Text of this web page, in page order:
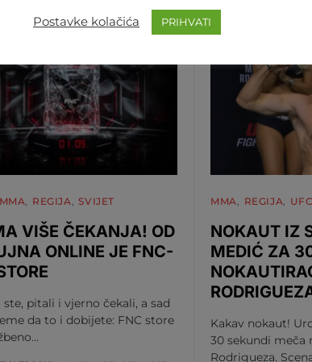
MMA REGIJA SVIJET
VIŠE ČEKANJA! OD
ONLINE JE FNC-
ste, pitali i vjerno čekali, a sad
da to i dobijete: FNC store
MMA REGIJA UFC
NOKAUT IZ
MEDIĆ ZA
Kakav nokaut!
30 sekundi meča
Rodrigueza.
Postavke kolačića PRIHVATI